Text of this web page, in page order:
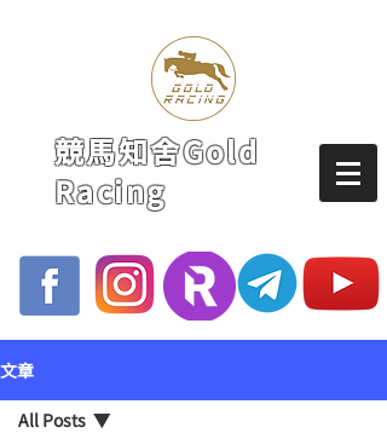
競馬知舍Gold
Racing
文章
All Posts